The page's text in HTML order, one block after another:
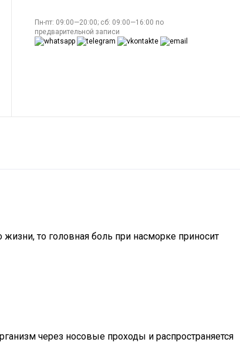
Пн-пт: 09:00—20:00; сб: 09:00—16:00 по
предварительной записи
то головная боль при насморке приносит
через носовые проходы и распространяется